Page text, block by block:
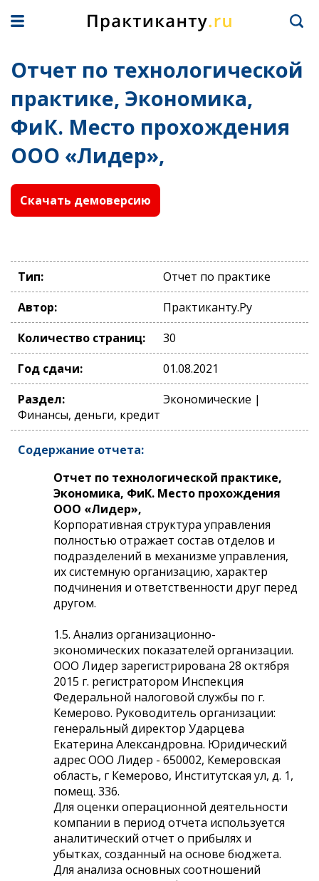
Отчет по технологической
практике, Экономика,
ФиК. Место прохождения
ООО «Лидер»,
Скачать демоверсию
Тип:
Отчет по практике
Автор:
Практиканту.Ру
Количество страниц:
30
Год сдачи:
01.08.2021
Раздел:
Экономические |
Финансы, деньги, кредит
Содержание отчета:
Отчет по технологической практике,
Экономика, ФиК. Место прохождения
ООО «Лидер»,
Корпоративная структура управления
полностью отражает состав отделов и
подразделений в механизме управления,
их системную организацию, характер
подчинения и ответственности друг перед
другом.
1.5. Анализ организационно-
экономических показателей организации.
ООО Лидер зарегистрирована 28 октября
2015 г. регистратором Инспекция
Федеральной налоговой службы по г.
Кемерово. Руководитель организации:
генеральный директор Ударцева
Екатерина Александровна. Юридический
адрес ООО Лидер - 650002, Кемеровская
область, г Кемерово, Институтская ул, д. 1,
помещ. 336.
Для оценки операционной деятельности
компании в период отчета используется
аналитический отчет о прибылях и
убытках, созданный на основе бюджета.
Для анализа основных соотношений